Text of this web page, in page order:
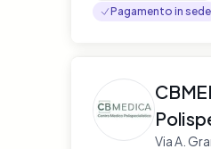
Pagamento in sede
Via A.